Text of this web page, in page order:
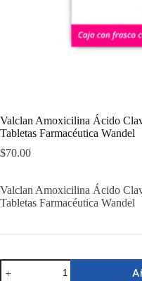
Valclan Amoxicilina Ácido
Tabletas Farmacéutica Wandel
$70.00
Valclan Amoxicilina Ácido
Tabletas Farmacéutica Wandel
Valclan
Amoxicilina